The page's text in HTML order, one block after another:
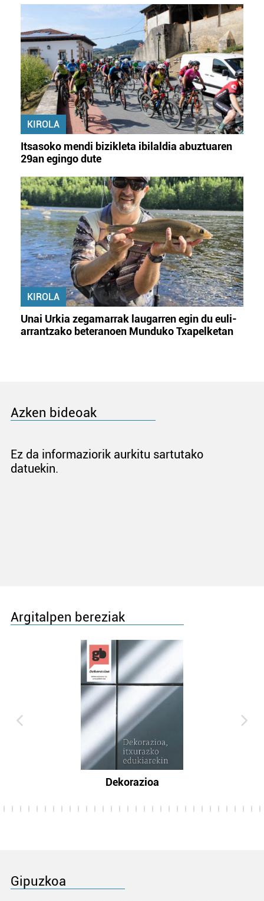
KIROLA
Itsasoko mendi bizikleta ibilaldia abuztuaren
29an egingo dute
KIROLA
Unai Urkia zegamarrak laugarren egin du euli-
arrantzako beteranoen Munduko Txapelketan
Azken bideoak
Ez da informaziorik aurkitu sartutako
datuekin.
Argitalpen bereziak
Dekorazioa
Gipuzkoa